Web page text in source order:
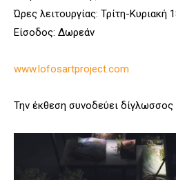
Ώρες λειτουργίας: Τρίτη-Κυριακή
Είσοδος: Δωρεάν
www.lofosartproject.com
Την έκθεση συνοδεύει δίγλωσσος